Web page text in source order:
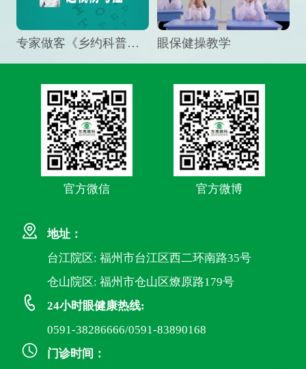
专家做客《乡约科普》栏目，预防孩子近视竟然这么“简单” 眼保健操教学
官方微信 官方微博
地址：
台江院区: 福州市台江区西二环南路35号
仓山院区: 福州市仓山区燎原路179号
24小时眼健康热线:
0591-38286666/0591-83890168
门诊时间：